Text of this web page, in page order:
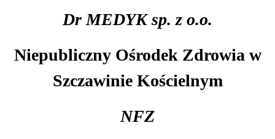
Dr MEDYK sp. z o.o.
Niepubliczny Ośrodek Zdrowia w
Szczawinie Kościelnym
NFZ